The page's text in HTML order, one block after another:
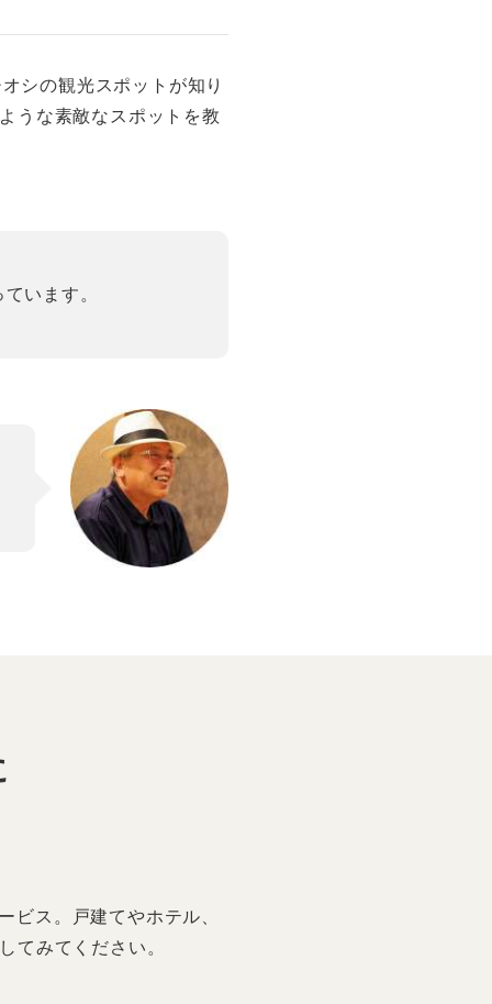
シの観光スポットが知り
うな素敵なスポットを教
います。
ビス。戸建てやホテル、
てみてください。